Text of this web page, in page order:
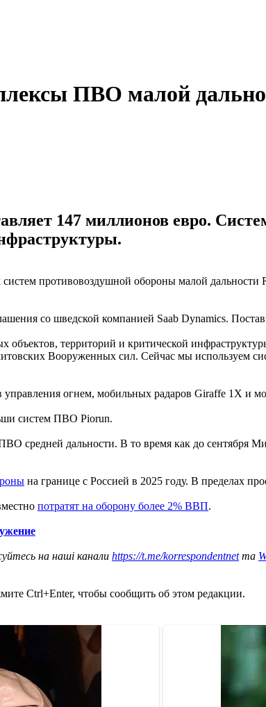
ПВО малой
147 миллионов евро.
противовоздушной обороны малой
со шведской компанией Saab Dynamics.
объектов, территорий и критической
Вооруженных сил. Сейчас мы используем
огнем, мобильных радаров Giraffe 1X и
систем ПВО Piorun.
средней дальности. В то время как до
на границе с Россией в 2025 году. В пределах
потратят на оборону более 2% ВВП.
на наші канали https://t.me/korrespondentnetта
Ctrl+Enter, чтобы сообщить об этом редакции.